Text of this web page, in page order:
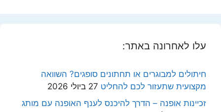
עלו לאחרונה באתר:
חיתולים למבוגרים או תחתונים סופגים? השוואה
מקצועית שתעזור לכם להחליט 27 ביולי 2026
זכיינות אופנה – הדרך להיכנס לענף האופנה עם מותג